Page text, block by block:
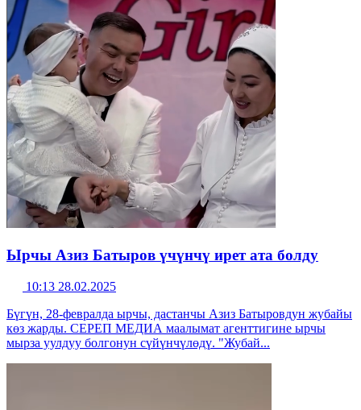
Ырчы Азиз Батыров үчүнчү ирет ата болду
10:13 28.02.2025
Бүгүн, 28-февралда ырчы, дастанчы Азиз Батыровдун жубайы
көз жарды. СЕРЕП МЕДИА маалымат агенттигине ырчы
мырза уулдуу болгонун сүйүнчүлөдү. "Жубай...